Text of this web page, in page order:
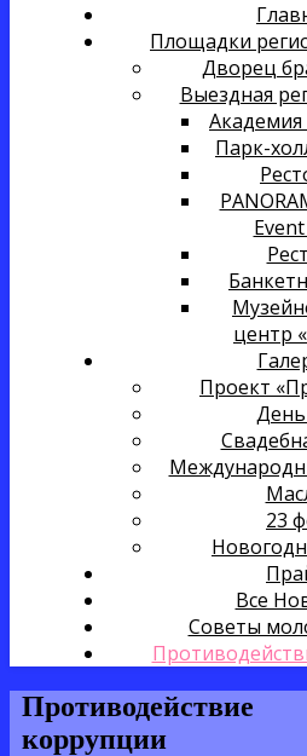
Площадки
Дворец
Выездная
Академия
Парк-
центр
Проект
День
23
Все
Советы
Противодействие
коррупции